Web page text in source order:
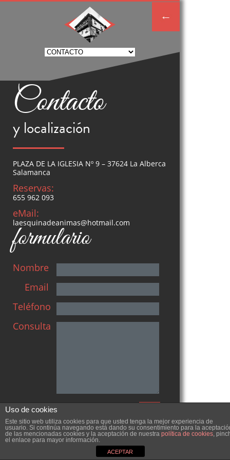
Contacto
y localización
PLAZA DE LA IGLESIA Nº 9 – 37624 La Alberca
Salamanca
Reservas:
655 962 093
eMail:
laesquinadeanimas@hotmail.com
formulario
Nombre
Email
Teléfono
Consulta
Uso de cookies
Este sitio web utiliza cookies para que usted tenga la mejor experiencia de
usuario. Si continúa navegando está dando su consentimiento para la
de las mencionadas cookies y la aceptación de nuestra política de cookies,
el enlace para mayor información.
ACEPTAR